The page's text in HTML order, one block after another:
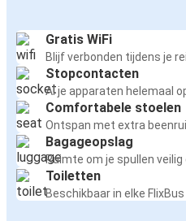
Gratis WiFi
Blijf verbonden tijdens je
Stopcontacten
Al je apparaten helemaal
Comfortabele stoelen
Ontspan met extra
Bagageopslag
Ruimte om je spullen veilig
Toiletten
Beschikbaar in elke FlixBus